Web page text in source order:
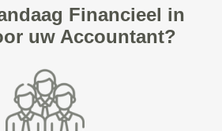
Financieel in
uw Accountant?